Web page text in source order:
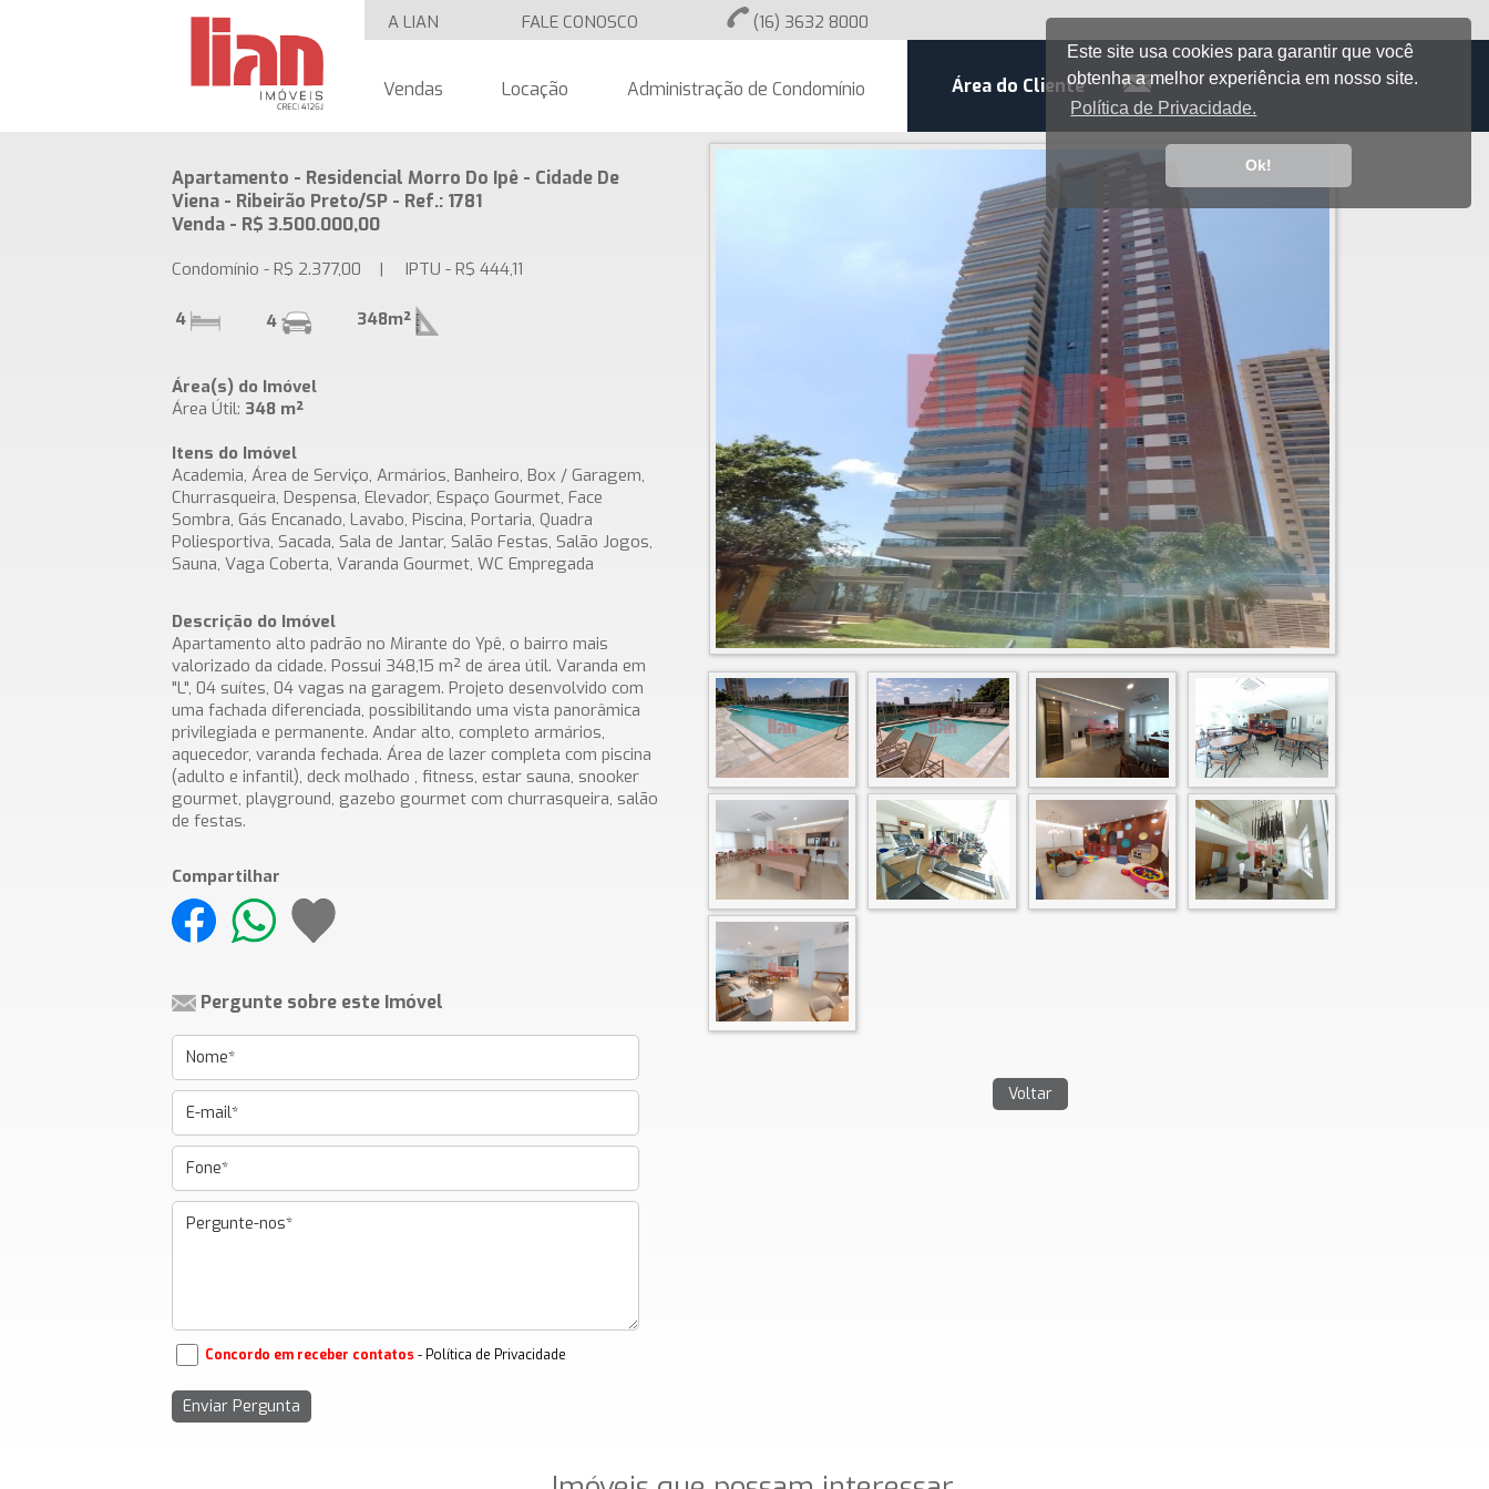
Este site usa cookies para garantir que você
obtenha a melhor experiência em nosso site.
Política de Privacidade.
Ok!
A LIAN FALE CONOSCO (16) 3632 8000
Área do Cliente
Vendas Locação Administração de Condomínio
Apartamento - Residencial Morro Do Ipê - Cidade De
Viena - Ribeirão Preto/SP - Ref.: 1781
Venda - R$ 3.500.000,00
Condomínio - R$ 2.377,00 | IPTU - R$ 444,11
4 4 348m²
Área(s) do Imóvel
Área Útil: 348 m²
Itens do Imóvel
Academia, Área de Serviço, Armários, Banheiro, Box / Garagem,
Churrasqueira, Despensa, Elevador, Espaço Gourmet, Face
Sombra, Gás Encanado, Lavabo, Piscina, Portaria, Quadra
Poliesportiva, Sacada, Sala de Jantar, Salão Festas, Salão Jogos,
Sauna, Vaga Coberta, Varanda Gourmet, WC Empregada
Descrição do Imóvel
Apartamento alto padrão no Mirante do Ypê, o bairro mais
valorizado da cidade. Possui 348,15 m² de área útil. Varanda em
"L", 04 suítes, 04 vagas na garagem. Projeto desenvolvido com
uma fachada diferenciada, possibilitando uma vista panorâmica
privilegiada e permanente. Andar alto, completo armários,
aquecedor, varanda fechada. Área de lazer completa com piscina
(adulto e infantil), deck molhado , fitness, estar sauna, snooker
gourmet, playground, gazebo gourmet com churrasqueira, salão
de festas.
Compartilhar
Pergunte sobre este Imóvel
Concordo em receber contatos - Política de Privacidade